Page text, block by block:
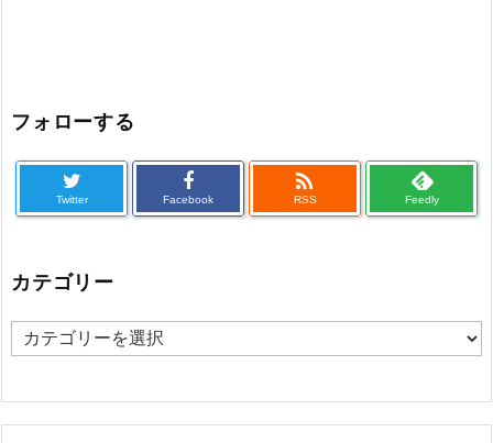
フォローする
Twitter Facebook

RSS Feedly
カテゴリー
カ
ゴ